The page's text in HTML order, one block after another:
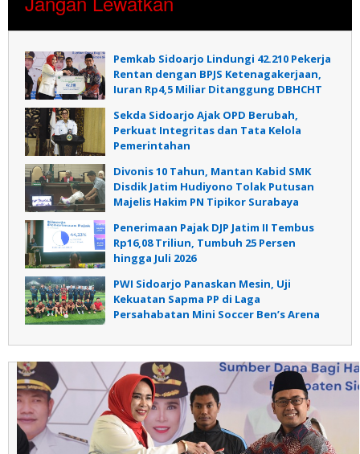
Pemkab Sidoarjo Lindungi 42.210 Pekerja
Rentan dengan BPJS Ketenagakerjaan,
Iuran Rp4,5 Miliar Ditanggung DBHCHT
Sekda Sidoarjo Ajak OPD Berubah,
Perkuat Integritas dan Tata Kelola
Pemerintahan
Divonis 10 Tahun, Mantan Kabid SMK
Disdik Jatim Hudiyono Tolak Putusan
Majelis Hakim PN Tipikor Surabaya
Penerimaan Pajak DJP Jatim II Tembus
Rp16,08 Triliun, Tumbuh 25 Persen
hingga Juli 2026
PWI Sidoarjo Panaskan Mesin, Uji
Kekuatan Sapma PP di Laga
Persahabatan Mini Soccer Ben’s Arena